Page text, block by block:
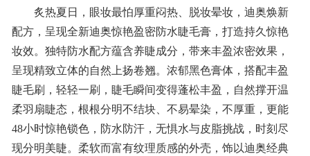
炙热夏日，眼妆最怕厚重闷热、脱妆晕妆，迪奥焕新
配方，呈现全新迪奥惊艳盈密防水睫毛膏，打造持久惊艳
妆效。独特防水配方蕴含养睫成分，带来丰盈浓密效果，
呈现精致立体的自然上扬卷翘。浓郁黑色膏体，搭配丰盈
睫毛刷，轻轻一刷，睫毛瞬间变得蓬松丰盈，自然撑开温
柔羽扇睫态，根根分明不结块、不易晕染，不厚重，更能
48小时惊艳锁色，防水防汗，无惧水与皮脂挑战，时刻尽
现分明美睫。柔软而富有纹理质感的外壳，饰以迪奥经典